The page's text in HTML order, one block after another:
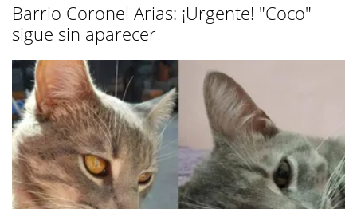
Barrio Coronel Arias: ¡Urgente! "Coco"
sigue sin aparecer